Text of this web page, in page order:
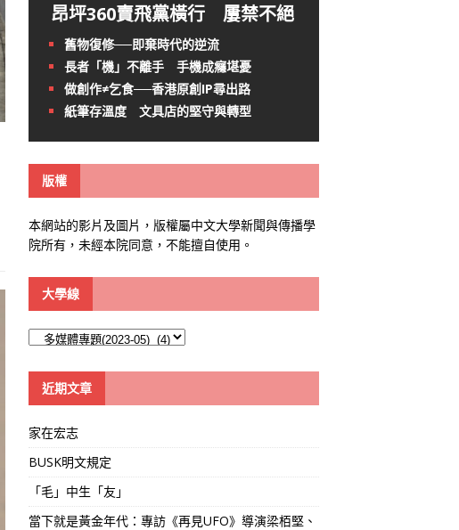
昂坪360賣飛黨橫行 屢禁不絕
舊物復修──即棄時代的逆流
長者「機」不離手 手機成癮堪憂
做創作≠乞食──香港原創IP尋出路
紙筆存溫度 文具店的堅守與轉型
版權
本網站的影片及圖片，版權屬中文大學新聞與傳播學
院所有，未經本院同意，不能擅自使用。
大學線
線
近期文章
家在宏志
BUSK明文規定
「毛」中生「友」
當下就是黃金年代：專訪《再見UFO》導演梁栢堅、